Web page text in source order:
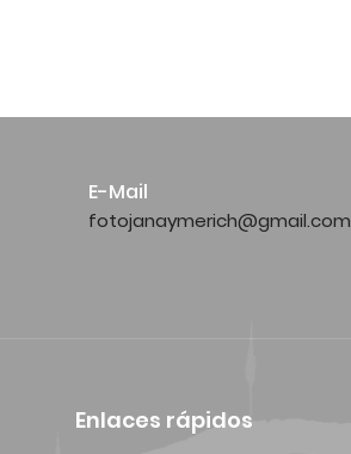
E-Mail
fotojanaymerich@gmail.com
Enlaces rápidos